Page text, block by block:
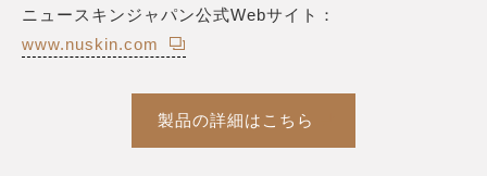
ニュースキンジャパン公式Webサイト：
www.nuskin.com
製品の詳細はこちら